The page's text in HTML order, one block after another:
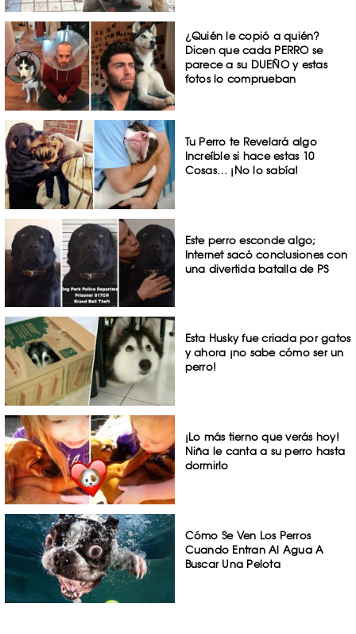
¿Quién le copió a quién?
Dicen que cada PERRO se
parece a su DUEÑO y estas
fotos lo comprueban
Tu Perro te Revelará algo
Increíble si hace estas 10
Cosas… ¡No lo sabía!
Este perro esconde algo;
Internet sacó conclusiones con
una divertida batalla de PS
Esta Husky fue criada por gatos
y ahora ¡no sabe cómo ser un
perro!
¡Lo más tierno que verás hoy!
Niña le canta a su perro hasta
dormirlo
Cómo Se Ven Los Perros
Cuando Entran Al Agua A
Buscar Una Pelota